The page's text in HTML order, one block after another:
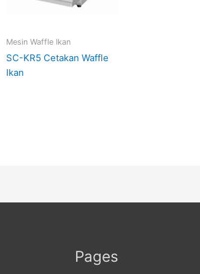
Mesin Waffle Ikan
SC-KR5 Cetakan Waffle
Ikan
Pages